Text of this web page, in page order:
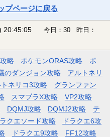
プページに戻る
20:45:05
今日：30 昨日：
略 ポケモンORAS攻略
ポ
のダンジョン攻略
アルトネリ
ネリコ3攻略
グランファン
スマブラX攻略
VP2攻略
DQMJ攻略 DQMJ2攻略
テ
ラクエソード攻略
ドラクエ6攻
ドラクエ9攻略 FF12攻略